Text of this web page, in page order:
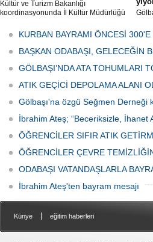
Kültür ve Turizm Bakanlığı
koordinasyonunda İl Kültür Müdürlüğü
Haftası" etkinlikleri Ankara'da devam
ediyor.
KURBAN BAYRAMI ÖNCESİ
BAŞKAN ODABAŞI, GELECEĞİN
GÖLBAŞI’NDA ATA TOHUMLARI
ATIK GEÇİCİ DEPOLAMA ALANI
Gölbaşı'na özgü Seğmen Derneği
İbrahim Ateş; “Beceriksizle, İhanet
ÖĞRENCİLER SIFIR ATIK
ÖĞRENCİLER ÇEVRE
ODABAŞI VATANDAŞLARLA
İbrahim Ateş'ten bayram mesajı
Künye eğitim haberleri